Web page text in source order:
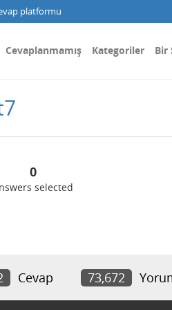
platformu
Cevaplanmamış Kategoriler Bir
0
selected
Cevap 73,672